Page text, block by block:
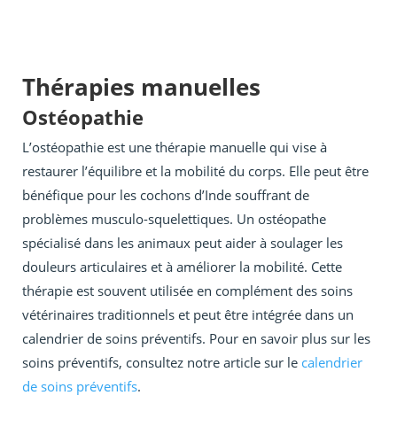
Thérapies manuelles
Ostéopathie
L’ostéopathie est une thérapie manuelle qui vise à
restaurer l’équilibre et la mobilité du corps. Elle peut être
bénéfique pour les cochons d’Inde souffrant de
problèmes musculo-squelettiques. Un ostéopathe
spécialisé dans les animaux peut aider à soulager les
douleurs articulaires et à améliorer la mobilité. Cette
thérapie est souvent utilisée en complément des soins
vétérinaires traditionnels et peut être intégrée dans un
calendrier de soins préventifs. Pour en savoir plus sur les
soins préventifs, consultez notre article sur le calendrier
de soins préventifs.